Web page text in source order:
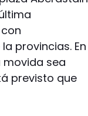
provincias. En
movida sea
previsto que